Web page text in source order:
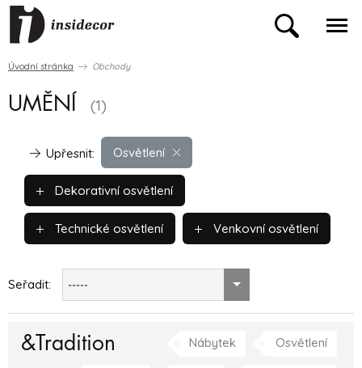
Úvodní stránka Obchody
UMĚNÍ (1)
Osvětlení
Upřesnit:
Dekorativní osvětlení
Technické osvětlení Venkovní osvětlení
Seřadit: -----
&Tradition Nábytek Osvětlení